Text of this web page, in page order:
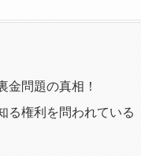
金問題の真相！
る権利を問われている